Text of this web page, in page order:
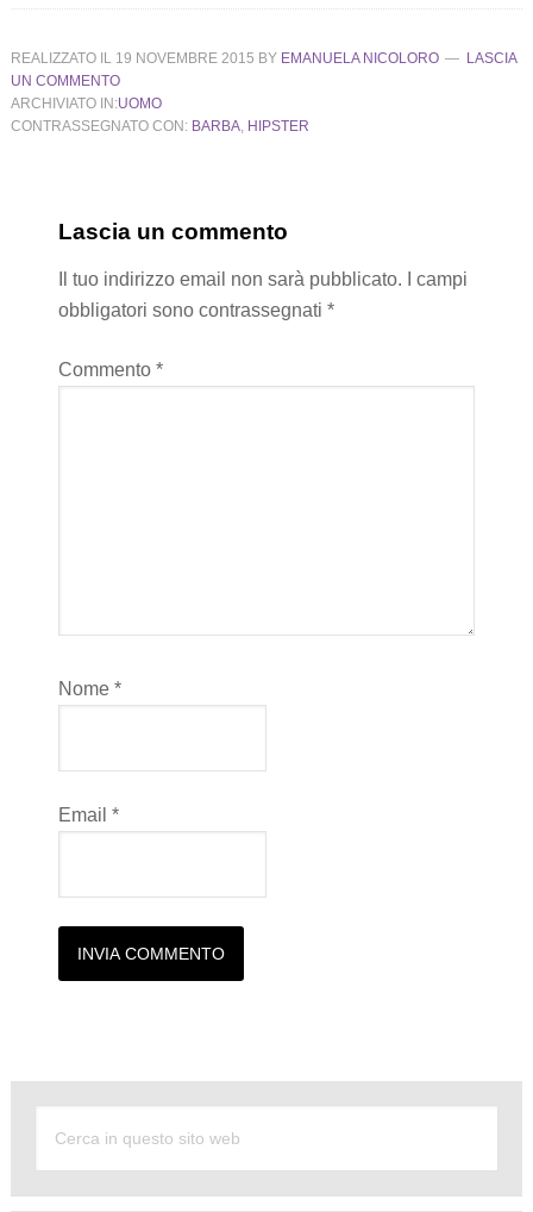
REALIZZATO IL 19 NOVEMBRE 2015 BY EMANUELA NICOLORO
LASCIA
UN COMMENTO
ARCHIVIATO IN:UOMO
CONTRASSEGNATO CON: BARBA, HIPSTER
Lascia un commento
Il tuo indirizzo email non sarà pubblicato.
I campi
obbligatori sono contrassegnati *
Commento *
Nome *
Email *